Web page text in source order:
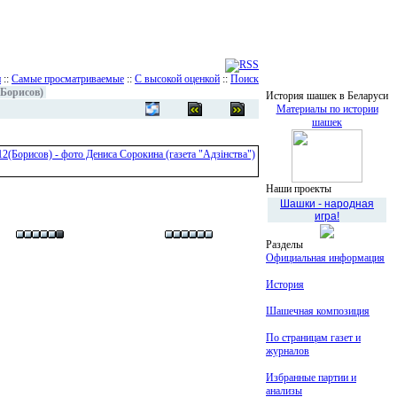
:: Самые просматриваемые :: С высокой оценкой :: Поиск
История шашек в Беларуси
Материалы по истории
шашек
Наши проекты
Шашки - народная
игра!
Разделы
Официальная информация
История
Шашечная композиция
По страницам газет и
журналов
Избранные партии и
анализы